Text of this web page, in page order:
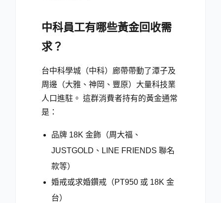
中科員工有哪些黃金回收需
求？
台中科學城（中科）廊帶帶動了潭子及
周邊（大雅、神岡、豐原）大量科技業
人口進駐。 這群消費者持有的黃金通常
是：
品牌 18K 金飾（周大福、
JUSTGOLD、LINE FRIENDS 聯名
款等）
婚戒或求婚鑽戒（PT950 或 18K 金
台）